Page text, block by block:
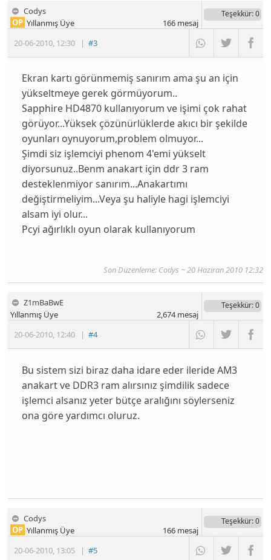
Codys
20-06-2010, 12:30 |#3
OP Yıllanmış Üye
Teşekkür: 0
166mesaj
Ekran kartı görünmemiş sanırım ama şu an için
yükseltmeye gerek görmüyorum..
Sapphire HD4870 kullanıyorum ve işimi çok rahat
görüyor...Yüksek çözünürlüklerde akıcı bir şekilde
oyunları oynuyorum,problem olmuyor...
Şimdi siz işlemciyi phenom 4'emi yükselt
diyorsunuz..Benm anakart için ddr 3 ram
desteklenmiyor sanırım...Anakartımı
değiştirmeliyim...Veya şu haliyle hagi işlemciyi
alsam iyi olur...
Pcyi ağırlıklı oyun olarak kullanıyorum
Son Düzenleme: Codys ~ 20 Haziran 2010 12:32
Z1mBaBwE
20-06-2010, 12:40 |#4
Yıllanmış Üye
Teşekkür: 0
2,674mesaj
Bu sistem sizi biraz daha idare eder ileride AM3
anakart ve DDR3 ram alırsınız şimdilik sadece
işlemci alsanız yeter bütçe aralığını söylerseniz
ona göre yardımcı oluruz.
Codys
20-06-2010, 13:05 |#5
OP Yıllanmış Üye
Teşekkür: 0
166mesaj